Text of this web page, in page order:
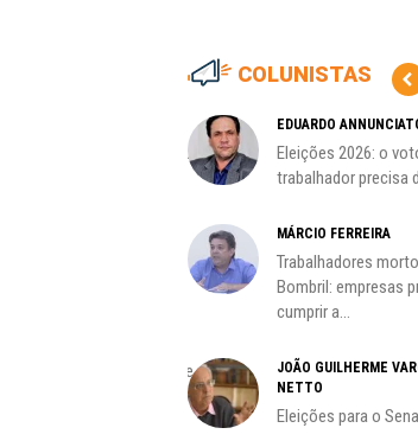
COLUNISTAS
A geopolítica nas eleições de
EDUARDO
Eleições 2026: o
trabalhador precisa
MÁRCIO FERREIRA
Trabalhadores
Bombril: empresas
cumprir a...
JOÃO GUILHERME
NETTO
Eleições para o